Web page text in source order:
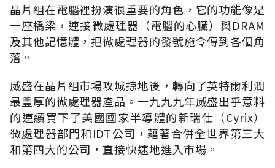
晶片組在電腦裡扮演很重要的角色，它的功能像是
一座橋梁，連接微處理器（電腦的心臟）與DRAM
及其他記憶體，把微處理器的發號施令傳到各個角
落。
威盛在晶片組市場攻城掠地後，轉向了英特爾利潤
最豐厚的微處理器產品。一九九九年威盛出乎意料
的連續買下了美國國家半導體的新瑞仕（Cyrix）
微處理器部門和IDT公司，藉著合併全世界第三大
和第四大的公司，直接快速地進入市場。